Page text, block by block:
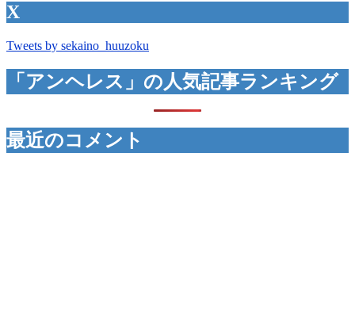
X
Tweets by sekaino_huuzoku
「アンヘレス」の人気記事ランキング
最近のコメント